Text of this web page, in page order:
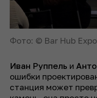
Фото: © Bar Hub Expo
Иван Руппель и
ошибки
станция может